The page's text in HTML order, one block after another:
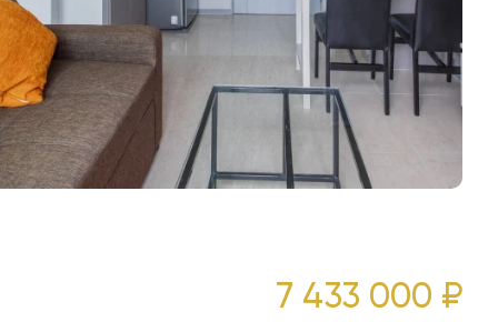
7 433 000 ₽